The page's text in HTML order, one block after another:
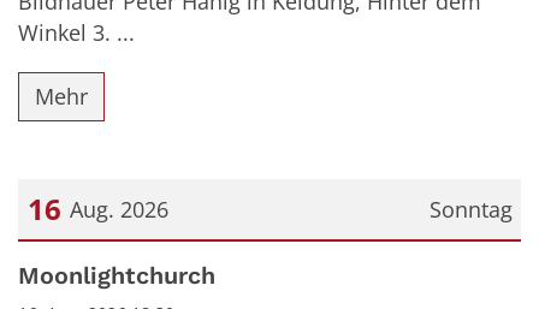
Winkel 3. ...
Mehr
Sonntag
16 Aug. 2026
Datum: 16. August 2026
Moonlightchurch